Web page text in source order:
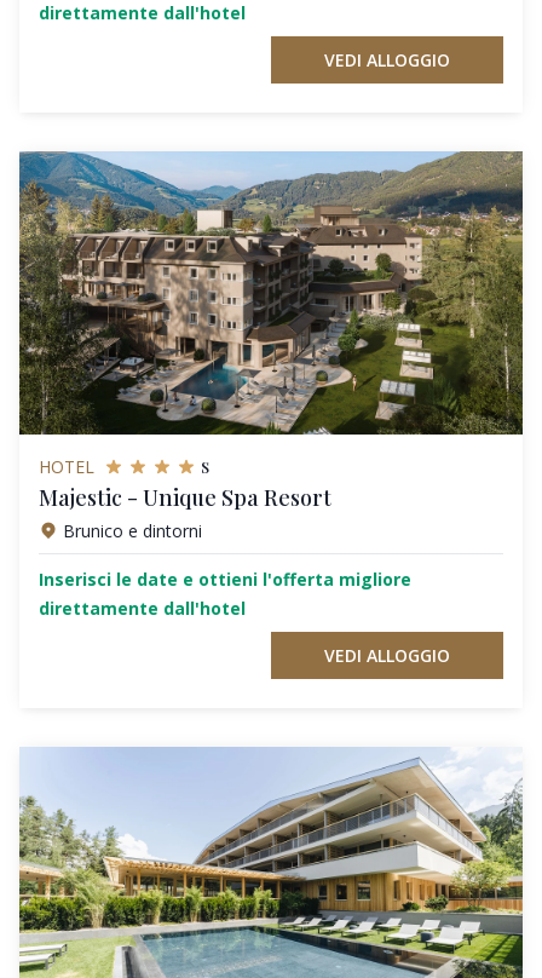
direttamente dall'hotel
VEDI ALLOGGIO
HOTEL s
Majestic - Unique Spa Resort
Brunico e dintorni
Inserisci le date e ottieni l'offerta migliore
direttamente dall'hotel
VEDI ALLOGGIO